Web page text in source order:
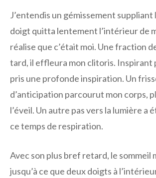
J’entendis un gémissement suppliant
doigt quitta lentement l’intérieur de
réalise que c’était moi. Une fraction
tard, il effleura mon clitoris. Inspirant
pris une profonde inspiration. Un
d’anticipation parcourut mon corps,
l’éveil. Un autre pas vers la lumière a
ce temps de respiration.
Avec son plus bref retard, le sommeil
jusqu’à ce que deux doigts à